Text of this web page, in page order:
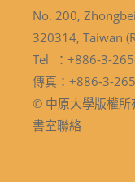
No. 200,
320314, Taiwan
Tel ：+886-3-
傳真：+886-3-
© 中原大學版權所
書室聯絡